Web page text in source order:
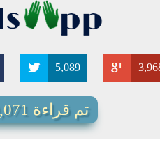
5,089
تم قراءة 6,899,071 بطاقة